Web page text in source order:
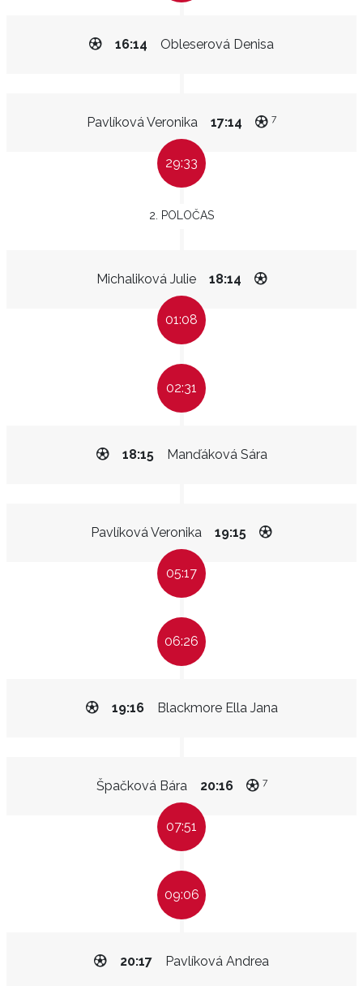
Obleserová Denisa
16:14
Pavlíková Veronika 17:14 7
29:33
2. POLOČAS
Michaliková Julie 18:14
01:08
02:31
Manďáková Sára
18:15
Pavlíková Veronika 19:15
05:17
06:26
Blackmore Ella Jana
19:16
Špačková Bára 20:16 7
07:51
09:06
Pavlíková Andrea
20:17